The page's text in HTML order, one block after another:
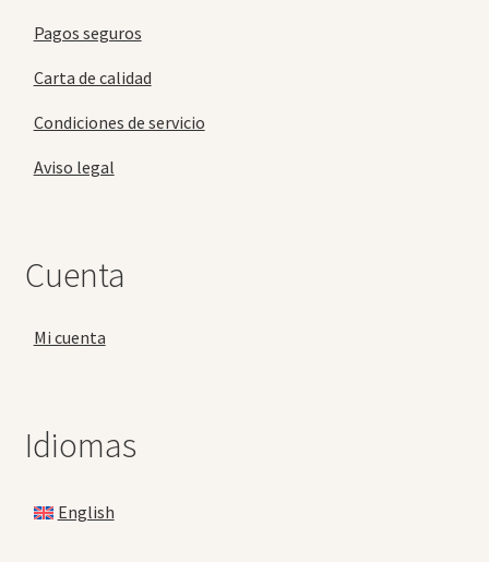
Pagos seguros
Carta de calidad
Condiciones de servicio
Aviso legal
Cuenta
Mi cuenta
Idiomas
English